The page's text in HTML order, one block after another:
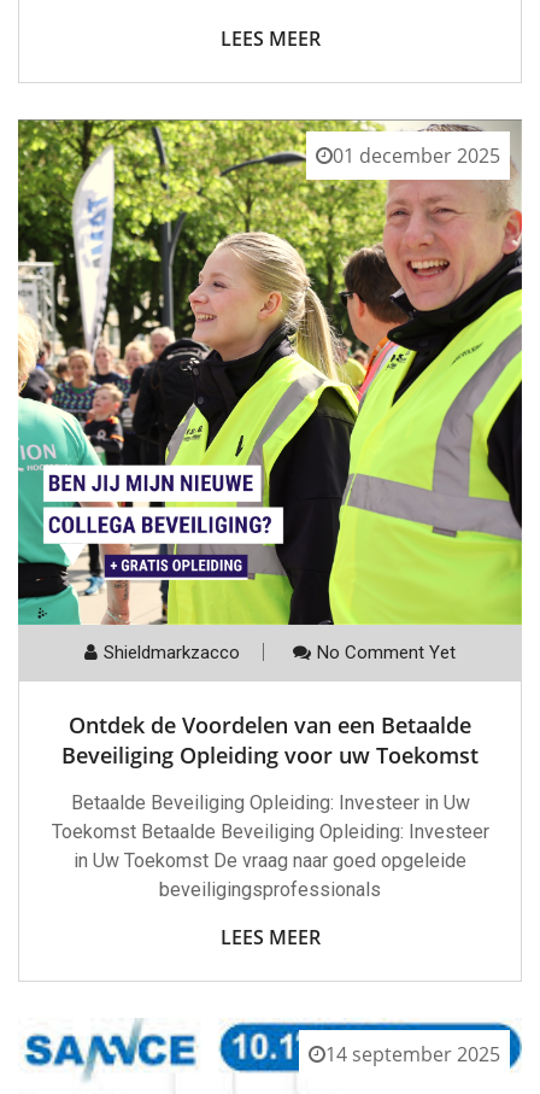
LEES MEER
01 december 2025
Shieldmarkzacco No Comment Yet
Ontdek de Voordelen van een Betaalde
Beveiliging Opleiding voor uw Toekomst
Betaalde Beveiliging Opleiding: Investeer in Uw
Toekomst Betaalde Beveiliging Opleiding: Investeer
in Uw Toekomst De vraag naar goed opgeleide
beveiligingsprofessionals
LEES MEER
14 september 2025